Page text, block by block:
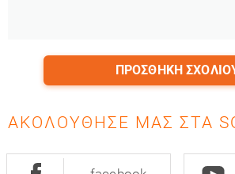
ΠΡΟΣΘΉΚΗ
ΑΚΟΛΟΎΘΗΣΈ ΜΑΣ ΣΤΑ